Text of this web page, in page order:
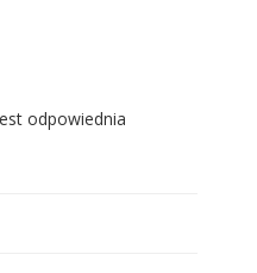
odpowiednia